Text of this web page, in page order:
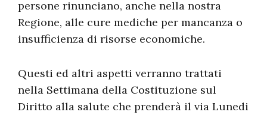
persone rinunciano, anche nella nostra
Regione, alle cure mediche per mancanza o
insufficienza di risorse economiche.
Questi ed altri aspetti verranno trattati
nella Settimana della Costituzione sul
Diritto alla salute che prenderà il via Lunedi